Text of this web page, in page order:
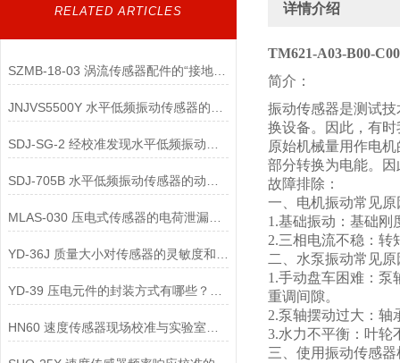
RELATED ARTICLES
SZMB-18-03 涡流传感器配件的“接地与屏蔽”不良会导致哪些
MLAS-030 压电式传感器的电荷泄漏机制是什么？
详情介绍
TM621-A03-B00-
简介：
振动传感器是测试
换设备。因此，有
原始机械量用作电
部分转换为电能。
故障排除：
一、电机振动常见
1.基础振动：基础刚
2.三相电流不稳：转
二、水泵振动常见
1.手动盘车困难：泵
重调间隙。
2.泵轴摆动过大：轴
3.水力不平衡：叶轮
三、使用振动传感